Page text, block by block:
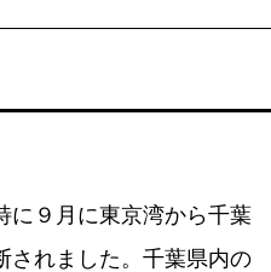
に９月に東京湾から千葉
されました。千葉県内の